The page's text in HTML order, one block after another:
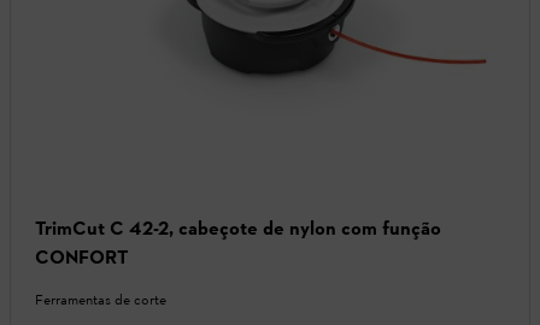
TrimCut C 42-2, cabeçote de nylon com função
CONFORT
Ferramentas de corte